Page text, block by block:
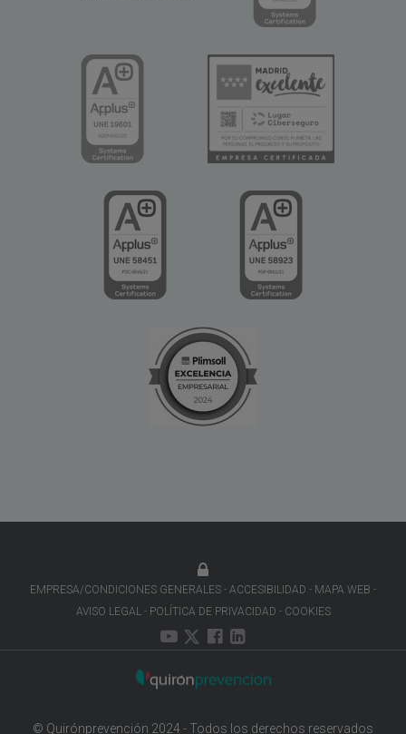
EMPRESA/CONDICIONES GENERALES ACCESIBILIDAD
MAPA WEB
AVISO LEGAL
POLÍTICA DE PRIVACIDAD COOKIES
© Quirónprevención 2024 - Todos los derechos reservados